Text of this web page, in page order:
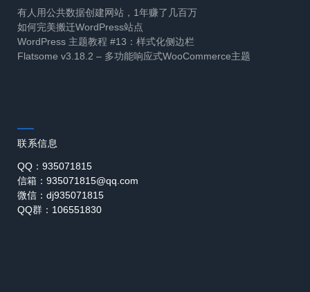
有人用公共数据创建网站，1年赚了几百万
如何完美搬迁WordPress站点
WordPress 主题教程 #13：样式化侧边栏
Flatsome v3.18.2 – 多功能响应式WooCommerce主题
联系信息
QQ：935071815
信箱：935071815@qq.com
微信：dj935071815
QQ群：106551830